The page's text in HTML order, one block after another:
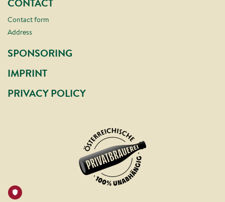
CONTACT
Contact form
Address
SPONSORING
IMPRINT
PRIVACY POLICY